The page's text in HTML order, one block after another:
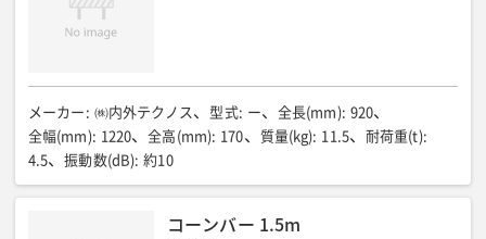
シート/コンソールユニット/高さ(mm)
880
シート/収納ケース/高さ(mm): 80
総重量/シート・ユニット・ケース他含(kg): 4.8
メーカー : ㈱内外テクノス 型式: ー 全長(mm): 920
全幅(mm): 1220 全高(mm): 170 質量(kg): 11.5 耐荷重(t):
4.5
振動数(dB): 約10
コーンバー 1.5m